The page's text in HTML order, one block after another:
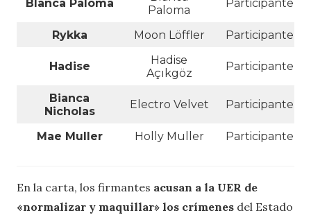
Blanca Paloma
Paloma
Participante
Rykka Moon Löffler Participante
Hadise
Hadise
Açıkgöz
Participante
Bianca
Nicholas
Electro Velvet Participante
Mae Muller Holly Muller Participante
En la carta, los firmantes acusan a la UER de
«normalizar y maquillar» los crímenes del Estado